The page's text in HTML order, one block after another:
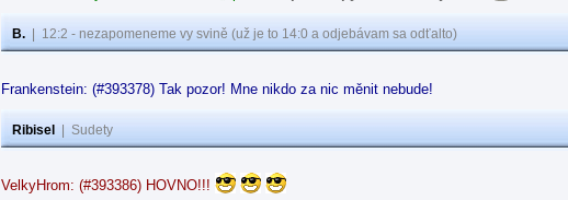
B. 12:2 - nezapomeneme vy svině (už je to 14:0 a odjebávam sa odťalto)
Frankenstein: (#393378) Tak pozor! Mne nikdo za nic měnit nebude!
Ribisel Sudety
VelkyHrom: (#393386) HOVNO!!!